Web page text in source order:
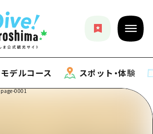
モデルコース スポット・体験